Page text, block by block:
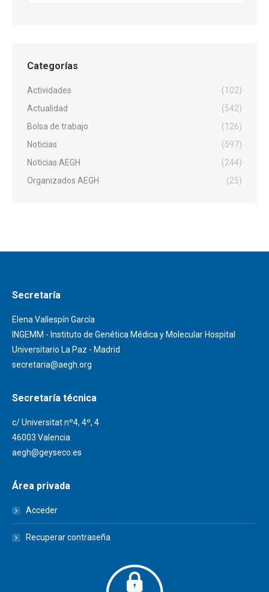
Categorías
Actividades
(102)
Actualidad
(542)
Bolsa de trabajo
(126)
Noticias
(597)
Noticias AEGH
(244)
Organizados AEGH
(25)
Secretaría
Elena Vallespín García
INGEMM - Instituto de Genética Médica y Molecular Hospital
Universitario La Paz - Madrid
secretaria@aegh.org
Secretaría técnica
c/ Universitat nº4, 4º, 4
46003 Valencia
aegh@geyseco.es
Área privada
Acceder
Recuperar contraseña